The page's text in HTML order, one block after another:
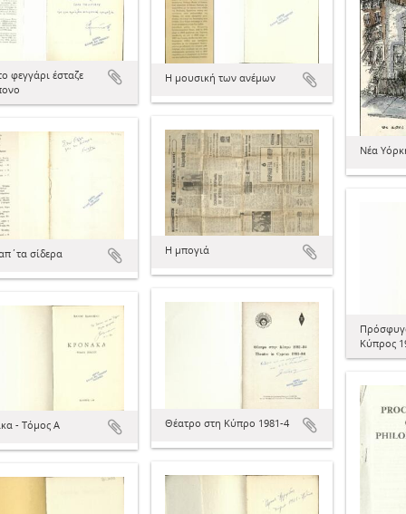
Νέα
Η μουσική των ανέμων
φεγγάρι έσταζε
Η μπογιά
σίδερα
Κύπρος
Θέατρο στη Κύπρο 1981-4
- Τόμος Α